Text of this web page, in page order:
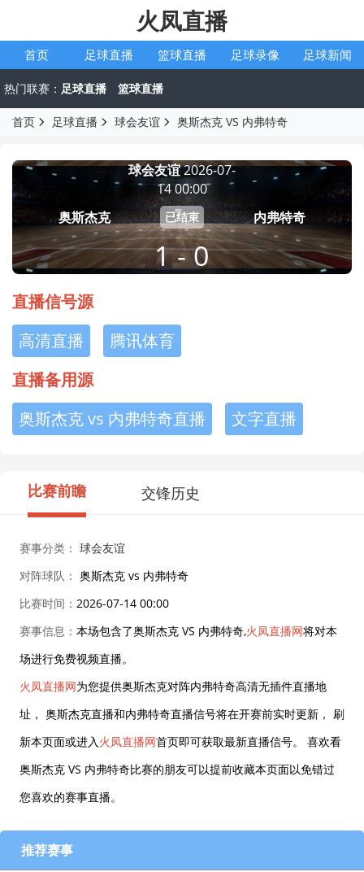
火凤直播
首页 足球直播 篮球直播 足球录像 足球新闻
热门联赛： 足球直播 篮球直播
首页 足球直播 球会友谊 奥斯杰克 VS 内弗特奇
奥斯杰克
球会友谊2026-07-
14 00:00
已结束
1 - 0
内弗特奇
直播信号源
高清直播
腾讯体育
直播备用源
奥斯杰克 vs 内弗特奇直播
文字直播
比赛前瞻 交锋历史
赛事分类： 球会友谊
对阵球队： 奥斯杰克 vs 内弗特奇
比赛时间： 2026-07-14 00:00
赛事信息： 本场包含了奥斯杰克 VS 内弗特奇,火凤直播网将对本
场进行免费视频直播。
火凤直播网为您提供奥斯杰克对阵内弗特奇高清无插件直播地
址， 奥斯杰克直播和内弗特奇直播信号将在开赛前实时更新， 刷
新本页面或进入火凤直播网首页即可获取最新直播信号。 喜欢看
奥斯杰克 VS 内弗特奇比赛的朋友可以提前收藏本页面以免错过
您喜欢的赛事直播。
推荐赛事